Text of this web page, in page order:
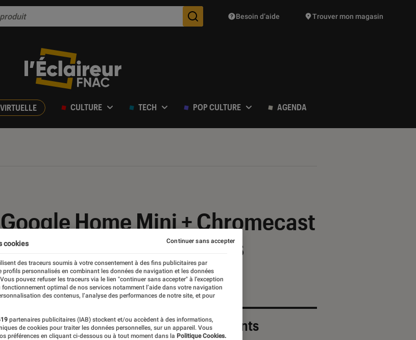
Des suggestions de produits vont vous être proposées
Besoin d’aide Trouver mon magasin
CULTURE TECH POP CULTURE AGENDA
Home Mini + Chromecast
& Colors à 199,99 euros
Les plus récents
cookies
des traceurs soumis à votre consentement à des fins publicitaires par
profils personnalisés en combinant les données de navigation et les données
pouvez refuser les traceurs via le lien "continuer sans accepter" à l’exception
fonctionnement optimal de nos services notamment l’aide dans votre navigation
des contenus, l’analyse des performances de notre site, et pour
partenaires publicitaires (IAB) stockent et/ou accèdent à des informations,
de cookies pour traiter les données personnelles, sur un appareil. Vous
préférences en cliquant ci-dessous ou à tout moment dans la Politique Cookies.
Continuer sans accepter